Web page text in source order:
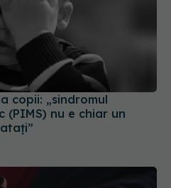
copii: „sindromul
(PIMS) nu e chiar un